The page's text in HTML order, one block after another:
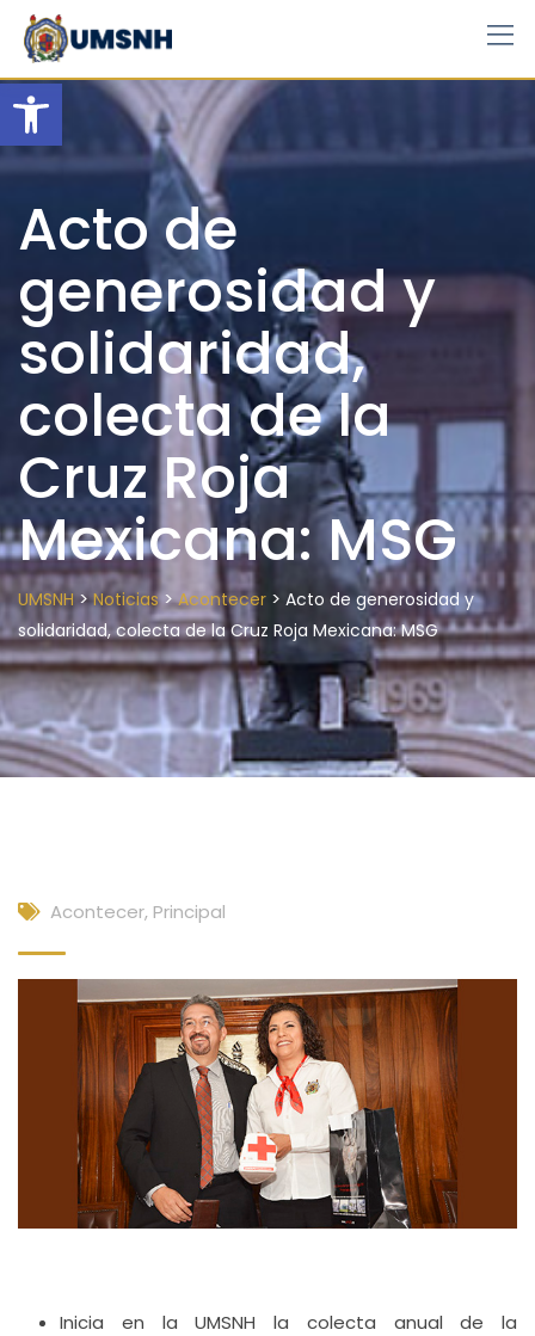
Open toolbar
Skip
content
Acto de
generosidad y
solidaridad,
colecta de la
Cruz Roja
Mexicana: MSG
UMSNH>Noticias>Acontecer > Acto de generosidad y
solidaridad, colecta de la Cruz Roja Mexicana: MSG
Acontecer, Principal
Inicia en la UMSNH la colecta anual de la